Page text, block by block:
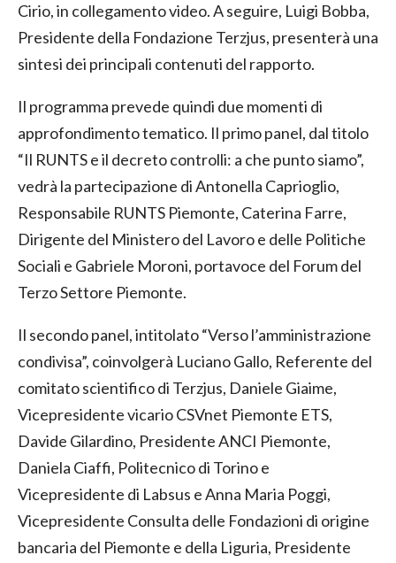
Cirio, in collegamento video. A seguire, Luigi Bobba,
Presidente della Fondazione Terzjus, presenterà una
sintesi dei principali contenuti del rapporto.
Il programma prevede quindi due momenti di
approfondimento tematico. Il primo panel, dal titolo
“Il RUNTS e il decreto controlli: a che punto siamo”,
vedrà la partecipazione di Antonella Caprioglio,
Responsabile RUNTS Piemonte, Caterina Farre,
Dirigente del Ministero del Lavoro e delle Politiche
Sociali e Gabriele Moroni, portavoce del Forum del
Terzo Settore Piemonte.
Il secondo panel, intitolato “Verso l’amministrazione
condivisa”, coinvolgerà Luciano Gallo, Referente del
comitato scientifico di Terzjus, Daniele Giaime,
Vicepresidente vicario CSVnet Piemonte ETS,
Davide Gilardino, Presidente ANCI Piemonte,
Daniela Ciaffi, Politecnico di Torino e
Vicepresidente di Labsus e Anna Maria Poggi,
Vicepresidente Consulta delle Fondazioni di origine
bancaria del Piemonte e della Liguria, Presidente